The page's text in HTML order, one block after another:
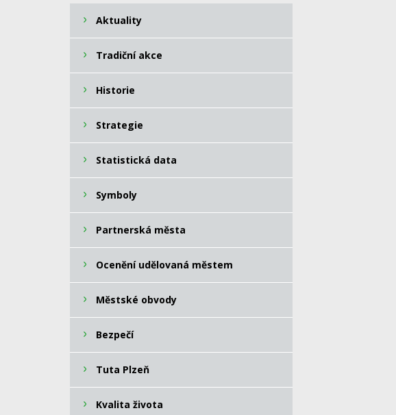
Aktuality
Tradiční akce
Historie
Strategie
Statistická data
Symboly
Partnerská města
Ocenění udělovaná městem
Městské obvody
Bezpečí
Tuta Plzeň
Kvalita života